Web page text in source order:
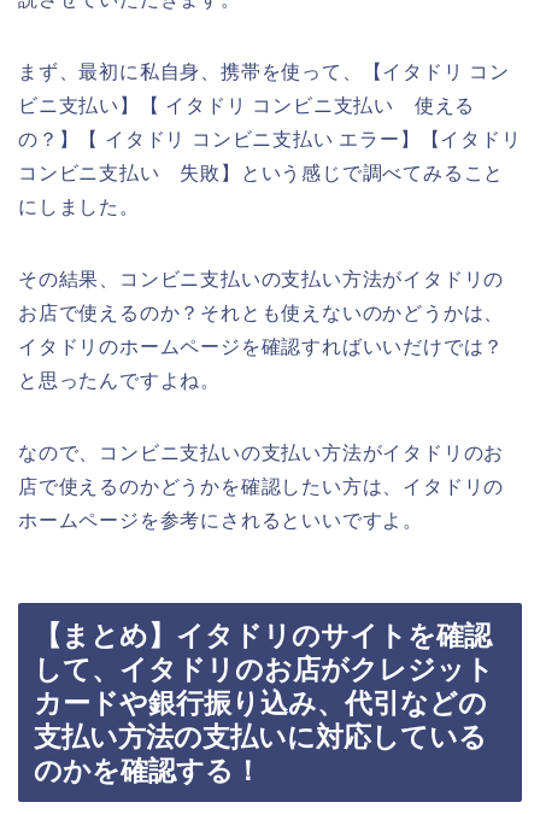
まず、最初に私自身、携帯を使って、【イタドリ コン
ビニ支払い】【 イタドリ コンビニ支払い 使える
の？】【 イタドリ コンビニ支払い エラー】【イタドリ
コンビニ支払い 失敗】という感じで調べてみること
にしました。
その結果、コンビニ支払いの支払い方法がイタドリの
お店で使えるのか？それとも使えないのかどうかは、
イタドリのホームページを確認すればいいだけでは？
と思ったんですよね。
なので、コンビニ支払いの支払い方法がイタドリのお
店で使えるのかどうかを確認したい方は、イタドリの
ホームページを参考にされるといいですよ。
【まとめ】イタドリのサイトを確認
して、イタドリのお店がクレジット
カードや銀行振り込み、代引などの
支払い方法の支払いに対応している
のかを確認する！